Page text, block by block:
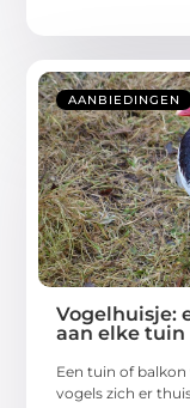
AANBIEDINGEN
Vogelhuisje:
aan elke tuin
Een tuin of
vogels zich er